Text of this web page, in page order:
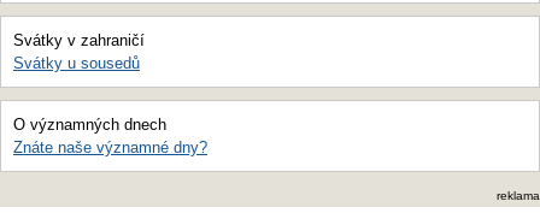
Svátky v zahraničí
Svátky u sousedů
O významných dnech
Znáte naše významné dny?
reklama